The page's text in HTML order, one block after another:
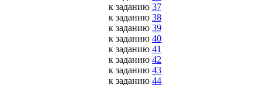
к заданию 37
к заданию 38
к заданию 39
к заданию 40
к заданию 41
к заданию 42
к заданию 43
к заданию 44